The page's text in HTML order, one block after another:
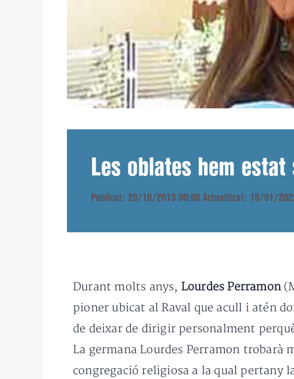
Les oblates hem
Publicat: 29/10/2013 00:00 Actualitzat: 15/01/
Durant molts anys, Lourdes Perramon
pioner ubicat al Raval que acull i atén
de deixar de dirigir personalment
La germana Lourdes Perramon trobarà
congregació religiosa a la qual pertany